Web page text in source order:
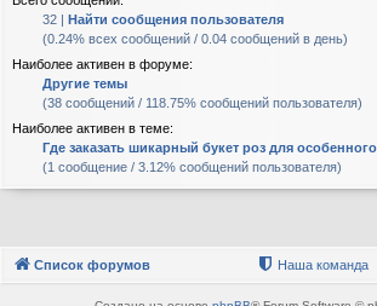
32 | Найти сообщения пользователя
(0.24% всех сообщений / 0.04 сообщений в день)
Наиболее активен в форуме:
Другие темы
(38 сообщений / 118.75% сообщений пользователя)
Наиболее активен в теме:
Где заказать шикарный букет роз для
(1 сообщение / 3.12% сообщений пользователя)
Список форумов Наша команда